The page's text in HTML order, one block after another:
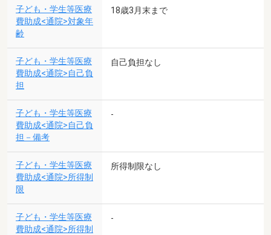
子ども・学生等医療
費助成<通院>対象年
齢
18歳3月末まで
子ども・学生等医療
費助成<通院>自己負
担
自己負担なし
子ども・学生等医療
費助成<通院>自己負
担－備考
-
子ども・学生等医療
費助成<通院>所得制
限
所得制限なし
子ども・学生等医療
費助成<通院>所得制
-